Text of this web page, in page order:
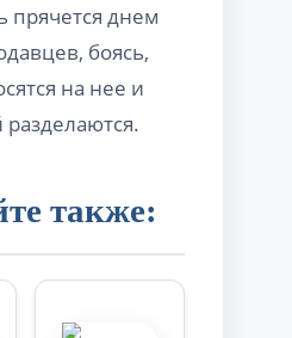
прячется днем
боясь,
на нее и
также: